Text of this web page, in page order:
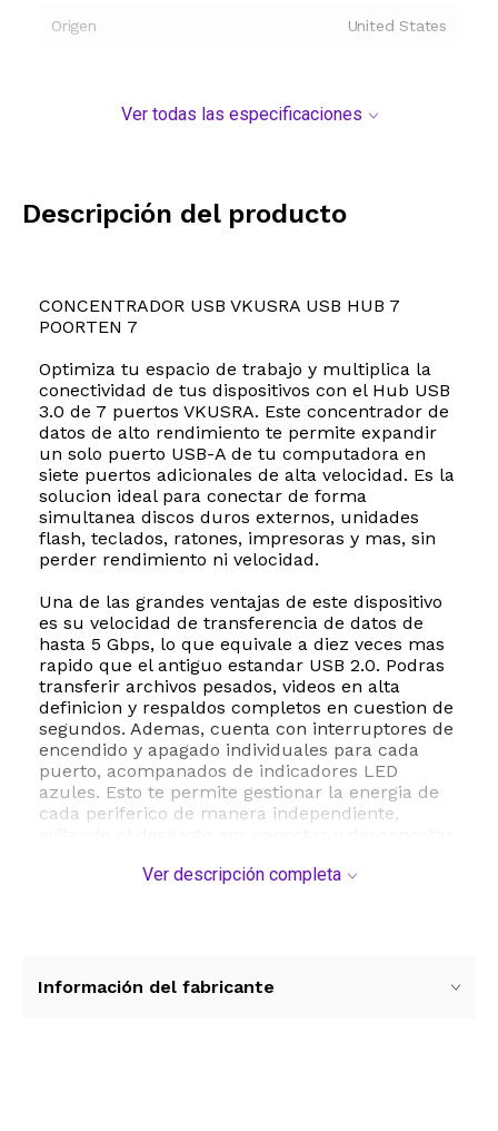
Origen United States
Ver todas las especificaciones
Descripción del producto
CONCENTRADOR USB VKUSRA USB HUB 7
POORTEN 7
Optimiza tu espacio de trabajo y multiplica la
conectividad de tus dispositivos con el Hub USB
3.0 de 7 puertos VKUSRA. Este concentrador de
datos de alto rendimiento te permite expandir
un solo puerto USB-A de tu computadora en
siete puertos adicionales de alta velocidad. Es la
solucion ideal para conectar de forma
simultanea discos duros externos, unidades
flash, teclados, ratones, impresoras y mas, sin
perder rendimiento ni velocidad.
Una de las grandes ventajas de este dispositivo
es su velocidad de transferencia de datos de
hasta 5 Gbps, lo que equivale a diez veces mas
rapido que el antiguo estandar USB 2.0. Podras
transferir archivos pesados, videos en alta
definicion y respaldos completos en cuestion de
segundos. Ademas, cuenta con interruptores de
encendido y apagado individuales para cada
puerto, acompanados de indicadores LED
azules. Esto te permite gestionar la energia de
cada periferico de manera independiente,
encuentra debajo de el. Su estructura de
Ver descripción completa
Información del fabricante